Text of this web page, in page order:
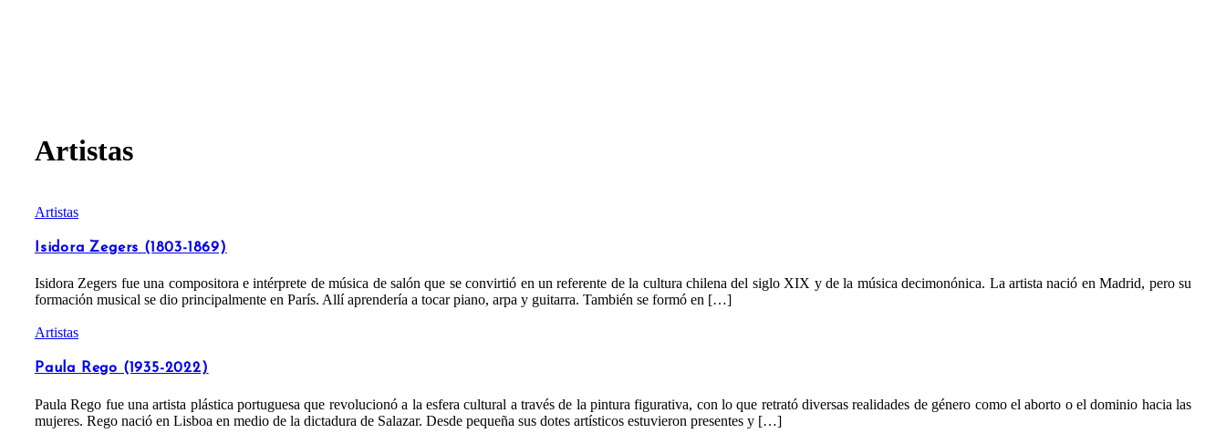
Artistas
Artistas
Isidora Zegers (1803-1869)
Isidora Zegers fue una compositora e intérprete de música de salón que se convirtió en un referente de la cultura chilena del siglo XIX y de la música decimonónica. La artista nació en Madrid, pero su
formación musical se dio principalmente en París. Allí aprendería a tocar piano, arpa y guitarra. También se formó en […]
Artistas
Paula Rego (1935-2022)
Paula Rego fue una artista plástica portuguesa que revolucionó a la esfera cultural a través de la pintura figurativa, con lo que retrató diversas realidades de género como el aborto o el dominio hacia las
mujeres. Rego nació en Lisboa en medio de la dictadura de Salazar. Desde pequeña sus dotes artísticos estuvieron presentes y […]